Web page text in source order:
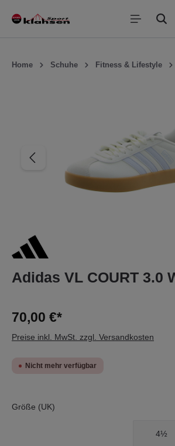
springen
Home Schuhe Fitness & Lifestyle
Adidas VL COURT 3.0
70,00 €*
Preise inkl. MwSt. zzgl. Versandkosten
Nicht mehr verfügbar
Größe (UK)
4½